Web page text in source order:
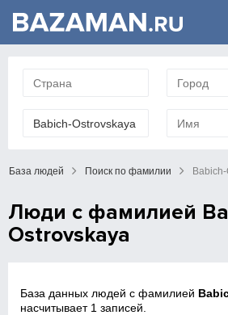
База людей Поиск по фамилии
Люди с фамилией
Ostrovskaya
База данных людей с фамилией
насчитывает 1 записей.